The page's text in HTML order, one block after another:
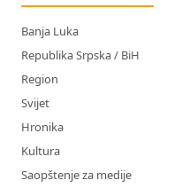
Banja Luka
Republika Srpska / BiH
Region
Svijet
Hronika
Kultura
Saopštenje za medije